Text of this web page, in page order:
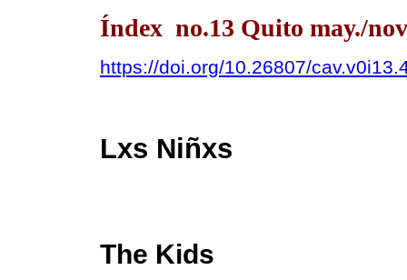
Índex no.13 Quito may./
https://doi.org/10.26807/
Lxs Niñxs
The Kids